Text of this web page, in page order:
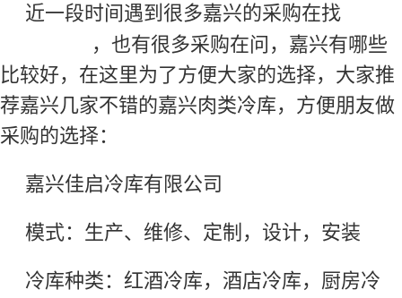
近一段时间遇到很多嘉兴的采购在找
，也有很多采购在问，嘉兴有哪些
比较好，在这里为了方便大家的选择，大家推
荐嘉兴几家不错的嘉兴肉类冷库，方便朋友做
采购的选择：
嘉兴佳启冷库有限公司
模式：生产、维修、定制，设计，安装
冷库种类：红酒冷库，酒店冷库，厨房冷